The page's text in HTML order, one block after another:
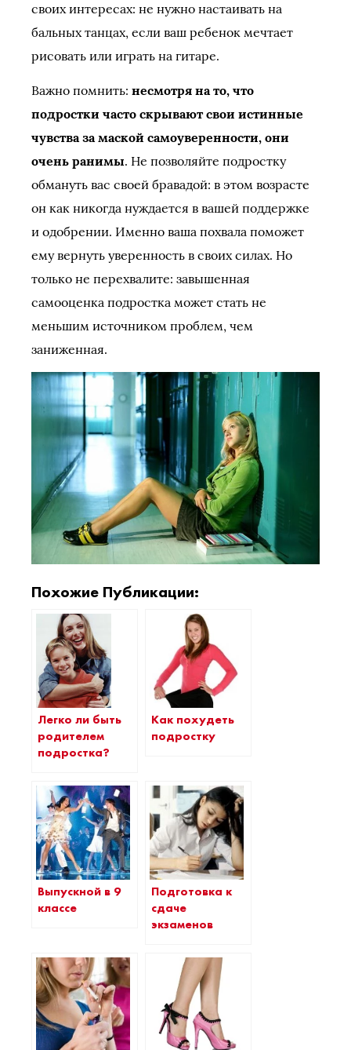
своих интересах: не нужно настаивать на
бальных танцах, если ваш ребенок мечтает
рисовать или играть на гитаре.
Важно помнить: несмотря на то, что
подростки часто скрывают свои истинные
чувства за маской самоуверенности, они
очень ранимы. Не позволяйте подростку
обмануть вас своей бравадой: в этом возрасте
он как никогда нуждается в вашей поддержке
и одобрении. Именно ваша похвала поможет
ему вернуть уверенность в своих силах. Но
только не перехвалите: завышенная
самооценка подростка может стать не
меньшим источником проблем, чем
заниженная.
Похожие Публикации:
Легко ли быть
родителем
подростка?
Как похудеть
подростку
Выпускной в 9
классе
Подготовка к
сдаче
экзаменов